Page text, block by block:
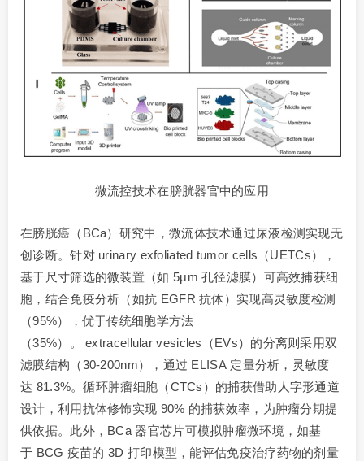
微流控技术在膀胱器官中的应用
在膀胱癌（BCa）研究中，微流体技术通过尿液检测实现无
创诊断。针对 urinary exfoliated tumor cells（UETCs），
基于尺寸筛选的微装置（如 5μm 孔径滤膜）可高效捕获细
胞，结合免疫分析（如抗 EGFR 抗体）实现高灵敏度检测
（95%），优于传统细胞学方法
（35%）。 extracellular vesicles（EVs）的分离则采用双
滤膜结构（30-200nm），通过 ELISA 定量分析，灵敏度
达 81.3%。循环肿瘤细胞（CTCs）的捕获借助人字形通道
设计，利用抗体修饰实现 90% 的捕获效率，为肿瘤分期提
供依据。此外，BCa 器官芯片可模拟肿瘤微环境，如基
于 BCG 疫苗的 3D 打印模型，能评估免疫治疗药物的剂量